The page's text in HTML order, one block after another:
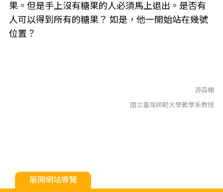
果。但是手上沒有糖果的人必須馬上退出。是否有
人可以得到所有的糖果？ 如是，他一開始站在幾號
位置？
游森棚
國立臺灣師範大學數學系教授
展開網站導覽